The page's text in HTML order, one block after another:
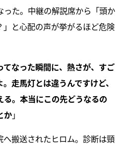
った。中継の解説席から「頭か
」と心配の声が挙がるほど危険
なった瞬間に、熱さが、すご
走馬灯とは違うんですけど、
。本当にこの先どうなるの
か」
搬送されたヒロム。診断は頸